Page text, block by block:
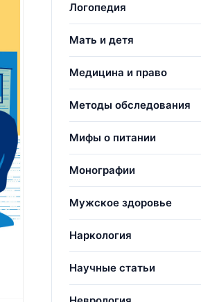
Логопедия
Мать и детя
Медицина и право
Методы обследования
Мифы о питании
Монографии
Мужское здоровье
Наркология
Научные статьи